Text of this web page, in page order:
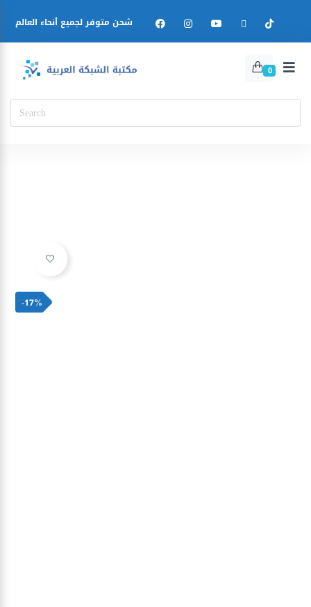
شحن متوفر لجميع أنحاء العالم
0
Ajouter à la liste d’envies
-17%